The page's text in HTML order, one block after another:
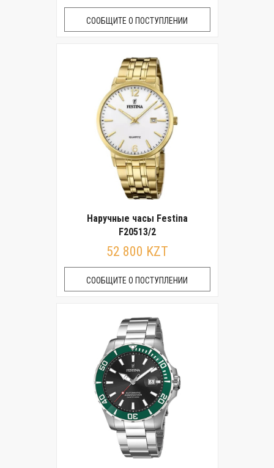
СООБЩИТЕ О ПОСТУПЛЕНИИ
Наручные часы Festina
F20513/2
52 800 KZT
СООБЩИТЕ О ПОСТУПЛЕНИИ